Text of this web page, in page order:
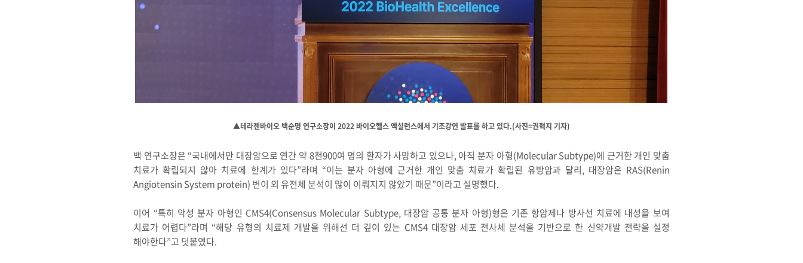
▲테라젠바이오 백순명 연구소장이 2022 바이오헬스 엑설런스에서 기조강연 발표를 하고 있다.(사진=권혁지 기자)
백 연구소장은 “국내에서만 대장암으로 연간 약 8천900여 명의 환자가 사망하고 있으나, 아직 분자 아형(Molecular Subtype)에 근거한 개인 맞춤
치료가 확립되지 않아 치료에 한계가 있다”라며 “이는 분자 아형에 근거한 개인 맞춤 치료가 확립된 유방암과 달리, 대장암은 RAS(Renin
Angiotensin System protein) 변이 외 유전체 분석이 많이 이뤄지지 않았기 때문”이라고 설명했다.
이어 “특히 악성 분자 아형인 CMS4(Consensus Molecular Subtype, 대장암 공통 분자 아형)형은 기존 항암제나 방사선 치료에 내성을 보여
치료가 어렵다”라며 “해당 유형의 치료제 개발을 위해선 더 깊이 있는 CMS4 대장암 세포 전사체 분석을 기반으로 한 신약개발 전략을 설정
해야한다”고 덧붙였다.